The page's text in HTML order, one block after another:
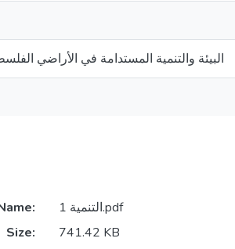
البيئة والتنمية المستدامة في الأراضي الفلسطينية 2010 الواقع والمعيقات
التنمية 1.pdf
Size:
741.42 KB